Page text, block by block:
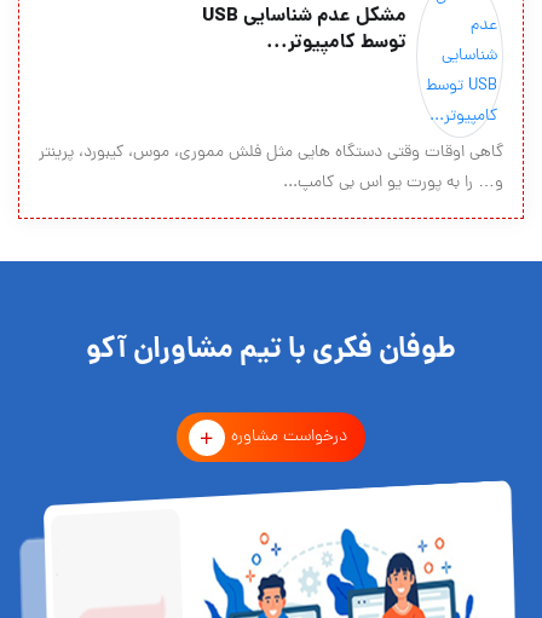
مشکل عدم شناسایی USB
توسط کامپیوتر...
گاهی اوقات وقتی دستگاه هایی مثل فلش مموری، موس، کیبورد، پرینتر
و… را به پورت یو اس بی کامپ...
طوفان فکری با تیم مشاوران آکو
درخواست مشاوره